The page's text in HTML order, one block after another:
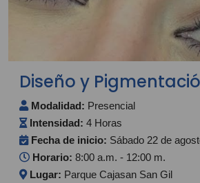
Diseño y
Modalidad: Presencial
Intensidad: 4 Horas
Fecha de inicio: Sábado 22 de
Horario: 8:00 a.m. - 12:00 m.
Lugar: Parque Cajasan San Gil